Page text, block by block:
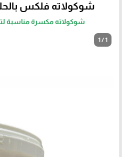
شوكولاته فلكس
شوكولاته مكسرة مناسبة
1 / 1